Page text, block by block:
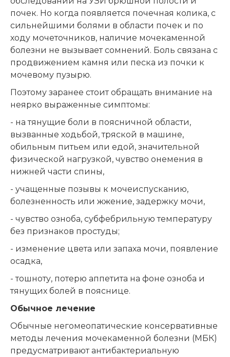
почек. Но когда появляется почечная колика, с
сильнейшими болями в области почек и по
ходу мочеточников, наличие мочекаменной
болезни не вызывает сомнений. Боль связана с
продвижением камня или песка из почки к
мочевому пузырю.
Поэтому заранее стоит обращать внимание на
неярко выраженные симптомы:
- на тянущие боли в поясничной области,
вызванные ходьбой, тряской в машине,
обильным питьем или едой, значительной
физической нагрузкой, чувство онемения в
нижней части спины,
- учащенные позывы к мочеиспусканию,
болезненность или жжение, задержку мочи,
- чувство озноба, субфебрильную температуру
без признаков простуды;
- изменение цвета или запаха мочи, появление
осадка,
- тошноту, потерю аппетита на фоне озноба и
тянущих болей в пояснице.
Обычное лечение
Обычные негомеопатические консервативные
методы лечения мочекаменной болезни (МБК)
предусматривают антибактериальную